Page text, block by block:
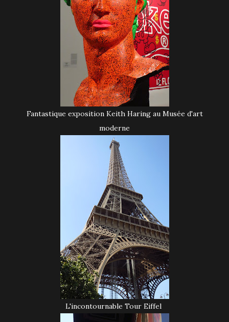
Fantastique exposition Keith Haring au Musée d'art
moderne
L'incontournable Tour Eiffel